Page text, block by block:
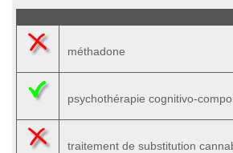
méthadone
psychothérapie cognitivo-
traitement de substitution